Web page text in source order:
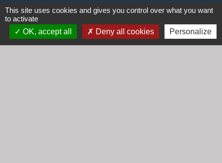
+33 4 74 67 30 55
Contact par formulaire
This site uses cookies and gives you control over what you want
to activate
OK, accept all
Deny all cookies Personalize